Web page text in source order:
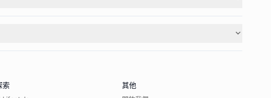
索 其他